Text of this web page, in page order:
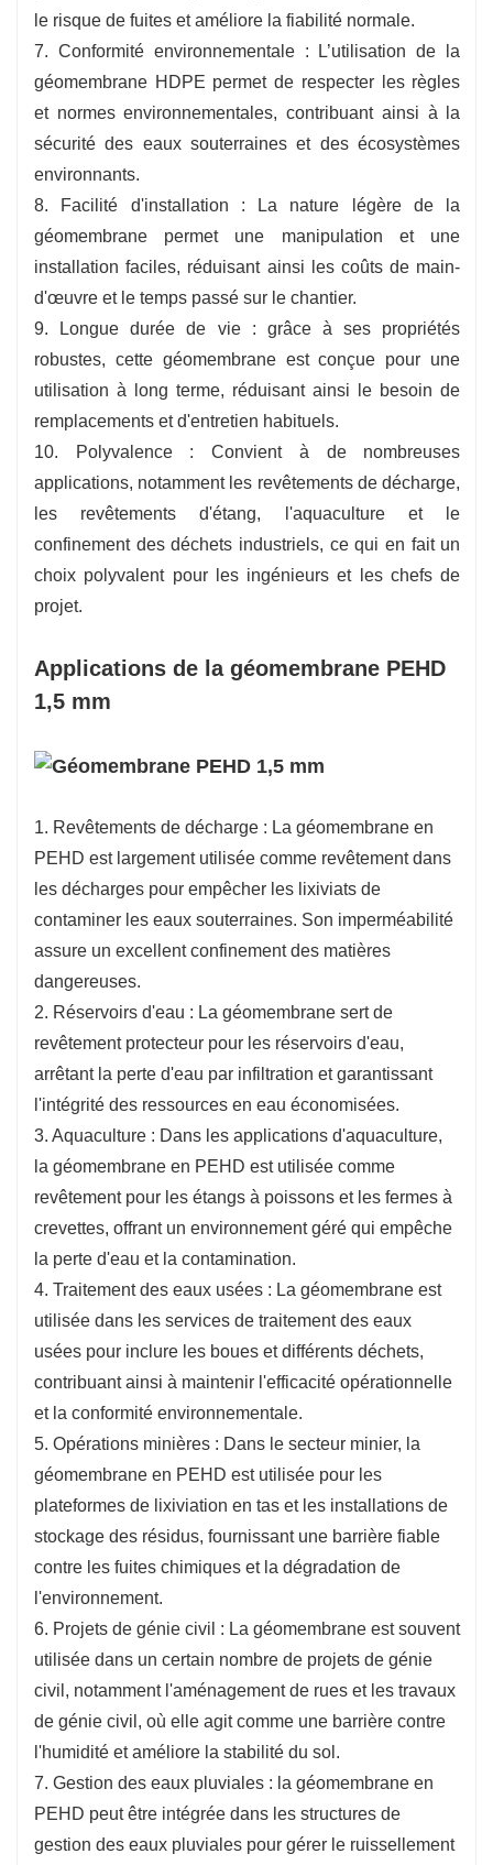
le risque de fuites et améliore la fiabilité normale.
7. Conformité environnementale : L’utilisation de la
géomembrane HDPE permet de respecter les règles
et normes environnementales, contribuant ainsi à la
sécurité des eaux souterraines et des écosystèmes
environnants.
8. Facilité d'installation : La nature légère de la
géomembrane permet une manipulation et une
installation faciles, réduisant ainsi les coûts de main-
d'œuvre et le temps passé sur le chantier.
9. Longue durée de vie : grâce à ses propriétés
robustes, cette géomembrane est conçue pour une
utilisation à long terme, réduisant ainsi le besoin de
remplacements et d'entretien habituels.
10. Polyvalence : Convient à de nombreuses
applications, notamment les revêtements de décharge,
les revêtements d'étang, l'aquaculture et le
confinement des déchets industriels, ce qui en fait un
choix polyvalent pour les ingénieurs et les chefs de
projet.
Applications de la géomembrane PEHD
1,5 mm
1. Revêtements de décharge : La géomembrane en
PEHD est largement utilisée comme revêtement dans
les décharges pour empêcher les lixiviats de
contaminer les eaux souterraines. Son imperméabilité
assure un excellent confinement des matières
dangereuses.
2. Réservoirs d'eau : La géomembrane sert de
revêtement protecteur pour les réservoirs d'eau,
arrêtant la perte d'eau par infiltration et garantissant
l'intégrité des ressources en eau économisées.
3. Aquaculture : Dans les applications d'aquaculture,
la géomembrane en PEHD est utilisée comme
revêtement pour les étangs à poissons et les fermes à
crevettes, offrant un environnement géré qui empêche
la perte d'eau et la contamination.
4. Traitement des eaux usées : La géomembrane est
utilisée dans les services de traitement des eaux
usées pour inclure les boues et différents déchets,
contribuant ainsi à maintenir l'efficacité opérationnelle
et la conformité environnementale.
5. Opérations minières : Dans le secteur minier, la
géomembrane en PEHD est utilisée pour les
plateformes de lixiviation en tas et les installations de
stockage des résidus, fournissant une barrière fiable
contre les fuites chimiques et la dégradation de
l'environnement.
6. Projets de génie civil : La géomembrane est souvent
utilisée dans un certain nombre de projets de génie
civil, notamment l'aménagement de rues et les travaux
de génie civil, où elle agit comme une barrière contre
l'humidité et améliore la stabilité du sol.
7. Gestion des eaux pluviales : la géomembrane en
PEHD peut être intégrée dans les structures de
gestion des eaux pluviales pour gérer le ruissellement